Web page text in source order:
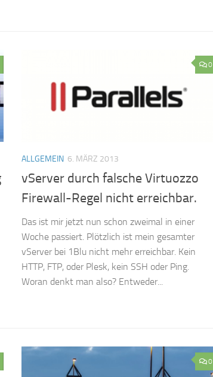
0
ALLGEMEIN 6. MÄRZ 2013
vServer durch falsche Virtuozzo
Firewall-Regel nicht erreichbar.
Das ist mir jetzt nun schon zweimal in einer
Woche passiert. Plötzlich ist mein gesamter
vServer bei 1Blu nicht mehr erreichbar. Kein
HTTP, FTP, oder Plesk, kein SSH oder Ping.
Woran denkt man also? Entweder...
0